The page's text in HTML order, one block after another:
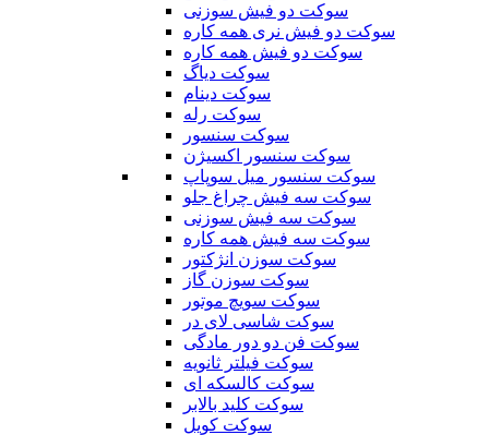
سوکت دو فیش سوزنی
سوکت دو فیش نری همه کاره
سوکت دو فیش همه کاره
سوکت دیاگ
سوکت دینام
سوکت رله
سوکت سنسور
سوکت سنسور اکسیژن
سوکت سنسور میل سوپاپ
سوکت سه فیش چراغ جلو
سوکت سه فیش سوزنی
سوکت سه فیش همه کاره
سوکت سوزن انژکتور
سوکت سوزن گاز
سوکت سویچ موتور
سوکت شاسی لای در
سوکت فن دو دور مادگی
سوکت فیلتر ثانویه
سوکت کالسکه ای
سوکت کلید بالابر
سوکت کویل